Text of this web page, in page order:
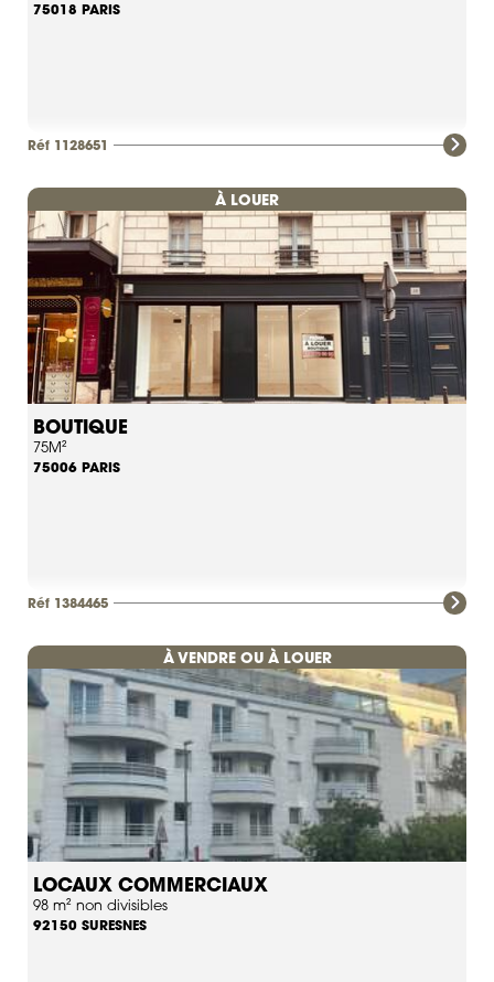
75018 PARIS
Réf 1128651
À LOUER
BOUTIQUE
75M²
75006 PARIS
Réf 1384465
À VENDRE OU À LOUER
LOCAUX COMMERCIAUX
98 m² non divisibles
92150 SURESNES